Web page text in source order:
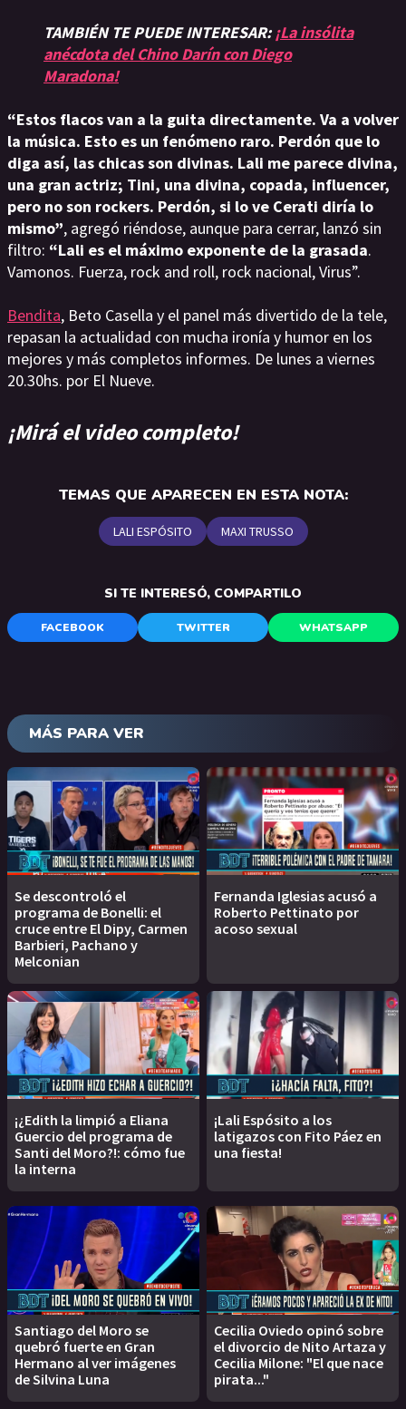
TAMBIÉN TE PUEDE INTERESAR:¡La insólita
anécdota del Chino Darín con Diego
Maradona!
“Estos flacos van a la guita directamente. Va a volver
la música. Esto es un fenómeno raro. Perdón que lo
diga así, las chicas son divinas. Lali me parece divina,
una gran actriz; Tini, una divina, copada, influencer,
pero no son rockers. Perdón, si lo ve Cerati diría lo
mismo”, agregó riéndose, aunque para cerrar, lanzó sin
filtro: “Lali es el máximo exponente de la grasada.
Vamonos. Fuerza, rock and roll, rock nacional, Virus”.
Bendita, Beto Casella y el panel más divertido de la tele,
repasan la actualidad con mucha ironía y humor en los
mejores y más completos informes. De lunes a viernes
20.30hs. por El Nueve.
¡Mirá el video completo!
TEMAS QUE APARECEN EN ESTA NOTA:
LALI ESPÓSITO MAXI TRUSSO
SI TE INTERESÓ, COMPARTILO
FACEBOOK TWITTER WHATSAPP
MÁS PARA VER
Se descontroló el
programa de Bonelli: el
cruce entre El Dipy, Carmen
Barbieri, Pachano y
Melconian
Fernanda Iglesias acusó a
Roberto Pettinato por
acoso sexual
¡¿Edith la limpió a Eliana
Guercio del programa de
Santi del Moro?!: cómo fue
la interna
¡Lali Espósito a los
latigazos con Fito Páez en
una fiesta!
Santiago del Moro se
quebró fuerte en Gran
Hermano al ver imágenes
de Silvina Luna
Cecilia Oviedo opinó sobre
el divorcio de Nito Artaza y
Cecilia Milone: "El que nace
pirata..."